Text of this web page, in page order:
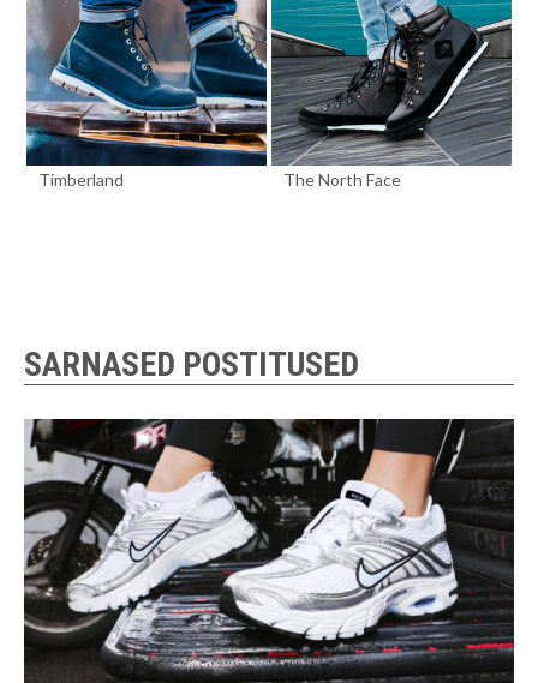
Timberland The North Face
SARNASED POSTITUSED